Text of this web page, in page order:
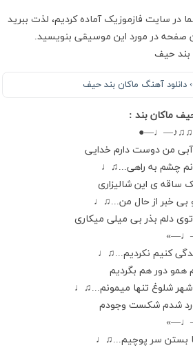
در سایت فازموزیک آماده کردیم، لذت ببرید
صفحه در مورد این موسیقی بنویسید.
بند حیف
دانلود آهنگ ماکان بند حیف
ماکان بند :
من دوست دارم خدایی
چشم به راهی...♫♩
ساقه ی این شالیزاری
بی خبر از حال من...♫♩
دلم بذر بی میلی میکاری
کنیم نکردیم...♫♩
همو دور هم بگردیم
شلوغ تنها میمونم...♫♩
شدم شکست وجودم
بستن سر پوچیم...♫♩